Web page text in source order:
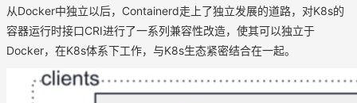
从Docker中独立以后，Containerd走上了独立发展的道路，对K8s的
容器运行时接口CRI进行了一系列兼容性改造，使其可以独立于
Docker，在K8s体系下工作，与K8s生态紧密结合在一起。